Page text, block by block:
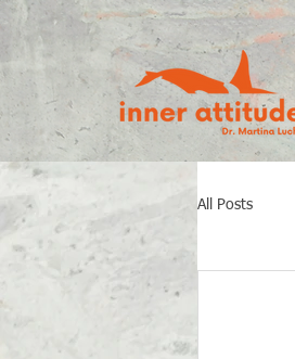
All Posts